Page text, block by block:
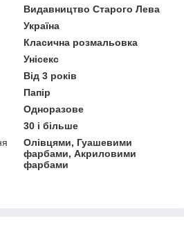
Видавництво Старого Лева
Україна
Класична розмальовка
Унісекс
Від 3 років
Папір
Одноразове
30 і більше
Олівцями, Гуашевими
фарбами, Акриловими
фарбами